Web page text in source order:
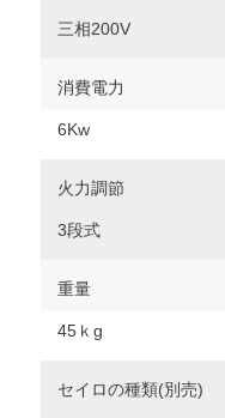
三相200V
消費電力
6Kw
火力調節
3段式
重量
45ｋg
セイロの種類(別売)